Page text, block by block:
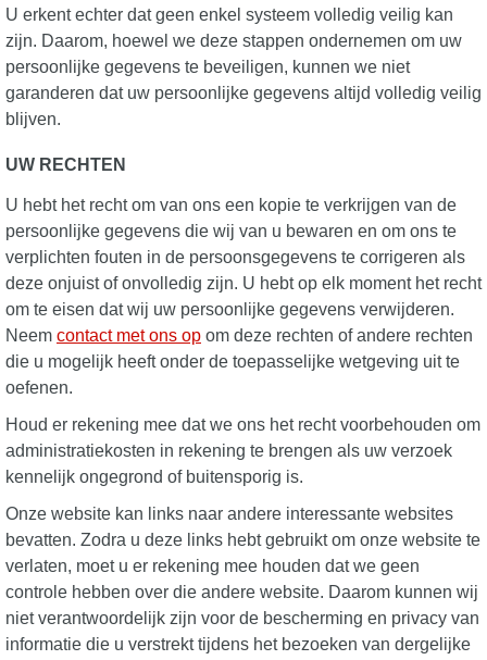
U erkent echter dat geen enkel systeem volledig veilig kan
zijn. Daarom, hoewel we deze stappen ondernemen om uw
persoonlijke gegevens te beveiligen, kunnen we niet
garanderen dat uw persoonlijke gegevens altijd volledig veilig
blijven.
UW RECHTEN
U hebt het recht om van ons een kopie te verkrijgen van de
persoonlijke gegevens die wij van u bewaren en om ons te
verplichten fouten in de persoonsgegevens te corrigeren als
deze onjuist of onvolledig zijn. U hebt op elk moment het recht
om te eisen dat wij uw persoonlijke gegevens verwijderen.
Neem contact met ons op om deze rechten of andere rechten
die u mogelijk heeft onder de toepasselijke wetgeving uit te
oefenen.
Houd er rekening mee dat we ons het recht voorbehouden om
administratiekosten in rekening te brengen als uw verzoek
kennelijk ongegrond of buitensporig is.
Onze website kan links naar andere interessante websites
bevatten. Zodra u deze links hebt gebruikt om onze website te
verlaten, moet u er rekening mee houden dat we geen
controle hebben over die andere website. Daarom kunnen wij
niet verantwoordelijk zijn voor de bescherming en privacy van
informatie die u verstrekt tijdens het bezoeken van dergelijke